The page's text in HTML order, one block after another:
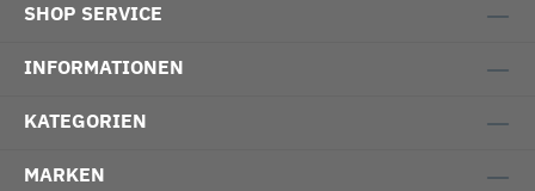
SHOP SERVICE
INFORMATIONEN
KATEGORIEN
MARKEN